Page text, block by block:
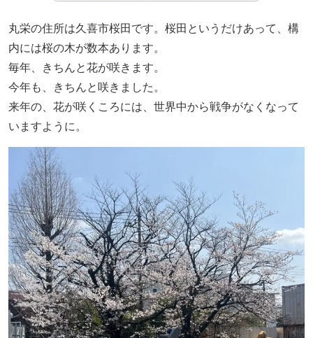
丸栄の住所は久喜市桜田です。桜田というだけあって、構
内には桜の木が数本あります。
毎年、きちんと花が咲きます。
今年も、きちんと咲きました。
来年の、花が咲くころには、世界中から戦争がなくなって
いますように。